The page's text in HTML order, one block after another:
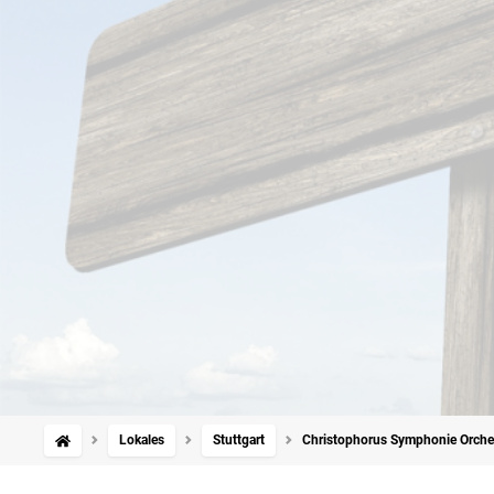
Lokales Stuttgart Christophorus Symphonie